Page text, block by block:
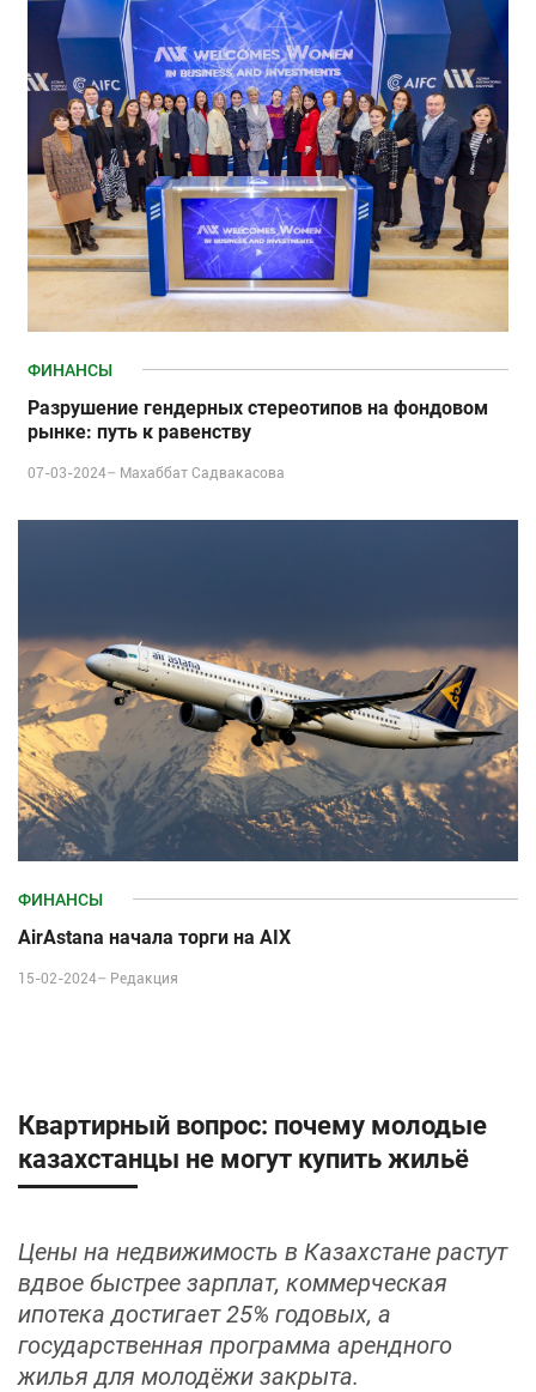
ФИНАНСЫ
Разрушение гендерных стереотипов на фондовом
рынке: путь к равенству
07-03-2024– Махаббат Садвакасова
ФИНАНСЫ
AirAstana начала торги на AIX
15-02-2024– Редакция
Квартирный вопрос: почему молодые
казахстанцы не могут купить жильё
Цены на недвижимость в Казахстане растут
вдвое быстрее зарплат, коммерческая
ипотека достигает 25% годовых, а
государственная программа арендного
жилья для молодёжи закрыта.